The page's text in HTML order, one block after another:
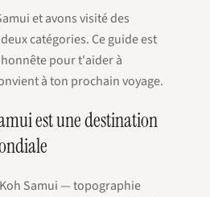
et avons visité des
catégories. Ce guide est
pour t'aider à
à ton prochain voyage.
est une destination
Samui — topographie